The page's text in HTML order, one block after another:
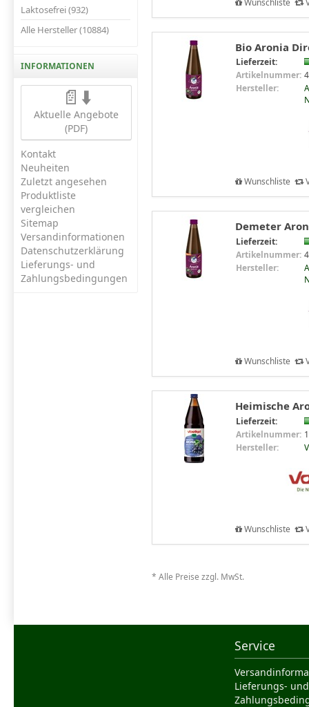
Laktosefrei (932)
Alle Hersteller (10884)
INFORMATIONEN
📄⬇️
Aktuelle Angebote
(PDF)
Kontakt
Neuheiten
Zuletzt angesehen
Produktliste
vergleichen
Sitemap
Versandinformationen
Datenschutzerklärung
Lieferungs- und
Zahlungsbedingungen
Bio Aronia
Lieferzeit:
Artikelnummer:
Hersteller:
Wunschliste
Demeter
Lieferzeit:
Artikelnummer:
Hersteller:
Wunschliste
Heimische
Lieferzeit:
Artikelnummer:
Hersteller:
Wunschliste
* Alle Preise zzgl. MwSt.
Service
Lieferungs- und